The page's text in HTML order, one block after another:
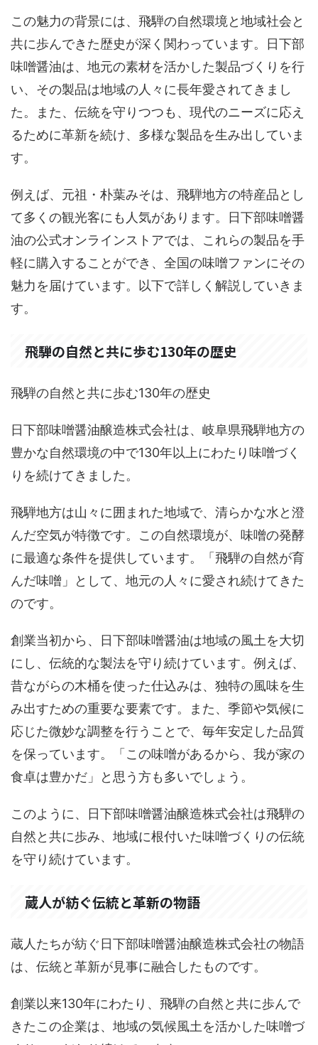
この魅力の背景には、飛騨の自然環境と地域社会と
共に歩んできた歴史が深く関わっています。日下部
味噌醤油は、地元の素材を活かした製品づくりを行
い、その製品は地域の人々に長年愛されてきまし
た。また、伝統を守りつつも、現代のニーズに応え
るために革新を続け、多様な製品を生み出していま
す。
例えば、元祖・朴葉みそは、飛騨地方の特産品とし
て多くの観光客にも人気があります。日下部味噌醤
油の公式オンラインストアでは、これらの製品を手
軽に購入することができ、全国の味噌ファンにその
魅力を届けています。以下で詳しく解説していきま
す。
飛騨の自然と共に歩む130年の歴史
飛騨の自然と共に歩む130年の歴史
日下部味噌醤油醸造株式会社は、岐阜県飛騨地方の
豊かな自然環境の中で130年以上にわたり味噌づく
りを続けてきました。
飛騨地方は山々に囲まれた地域で、清らかな水と澄
んだ空気が特徴です。この自然環境が、味噌の発酵
に最適な条件を提供しています。「飛騨の自然が育
んだ味噌」として、地元の人々に愛され続けてきた
のです。
創業当初から、日下部味噌醤油は地域の風土を大切
にし、伝統的な製法を守り続けています。例えば、
昔ながらの木桶を使った仕込みは、独特の風味を生
み出すための重要な要素です。また、季節や気候に
応じた微妙な調整を行うことで、毎年安定した品質
を保っています。「この味噌があるから、我が家の
食卓は豊かだ」と思う方も多いでしょう。
このように、日下部味噌醤油醸造株式会社は飛騨の
自然と共に歩み、地域に根付いた味噌づくりの伝統
を守り続けています。
蔵人が紡ぐ伝統と革新の物語
蔵人たちが紡ぐ日下部味噌醤油醸造株式会社の物語
は、伝統と革新が見事に融合したものです。
創業以来130年にわたり、飛騨の自然と共に歩んで
きたこの企業は、地域の気候風土を活かした味噌づ